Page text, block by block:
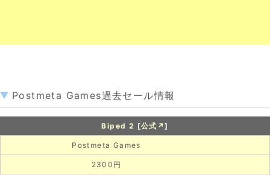
Postmeta Games過去セール情報
Biped 2 [公式↗]
Postmeta Games
2300円